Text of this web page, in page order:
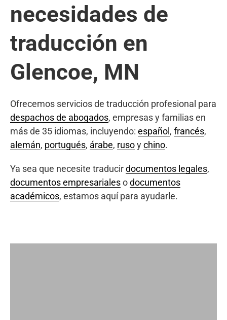
necesidades de
traducción en
Glencoe, MN
Ofrecemos servicios de traducción profesional para
despachos de abogados, empresas y familias en
más de 35 idiomas, incluyendo: español , francés,
alemán, portugués, árabe, rusoychino.
Ya sea que necesite traducirdocumentos legales,
documentos empresarialesodocumentos
académicos, estamos aquí para ayudarle.